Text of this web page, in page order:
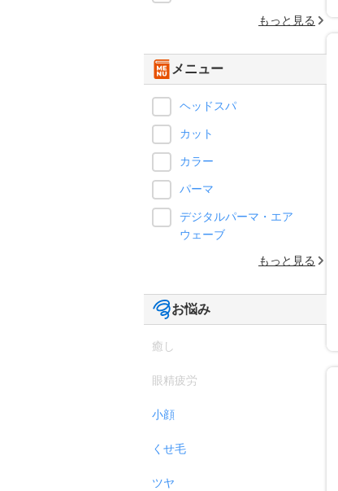
もっと見る
メニュー
ヘッドスパ
カット
カラー
パーマ
デジタルパーマ・エア
ウェーブ
もっと見る
お悩み
癒し
眼精疲労
小顔
くせ毛
ツヤ